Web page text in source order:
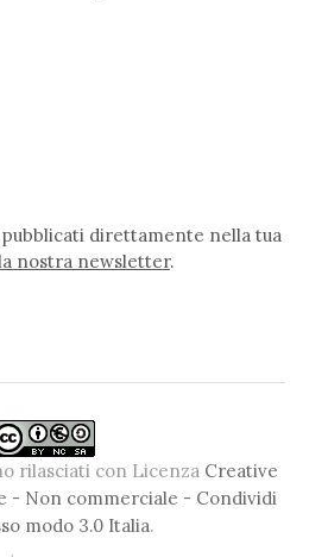
direttamente nella tua
nostra newsletter.
rilasciati con Licenza Creative
- Non commerciale - Condividi
modo 3.0 Italia.